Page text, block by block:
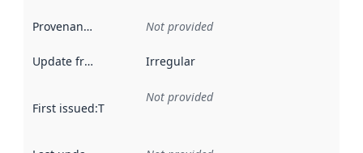
Provenance Not provided
Update frequency Irregular
First issued:This date indicates when the data in this
Not provided